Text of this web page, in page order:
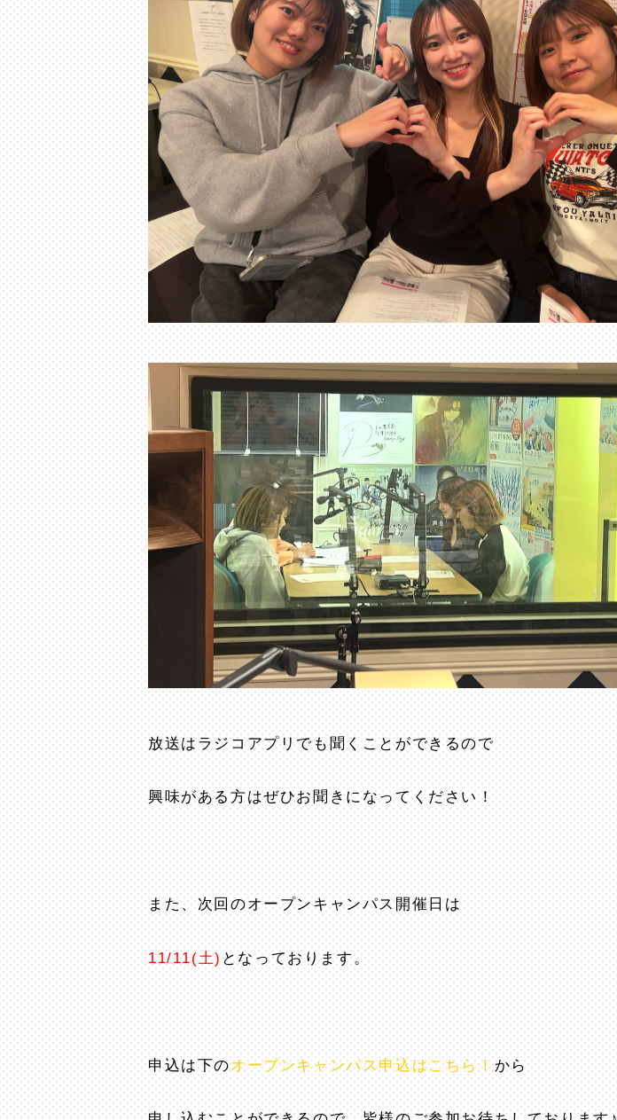
放送はラジコアプリでも聞くことができるので
興味がある方はぜひお聞きになってください！
また、次回のオープンキャンパス開催日は
11/11(土) となっております。
申込は下のオープンキャンパス申込はこちら！ から